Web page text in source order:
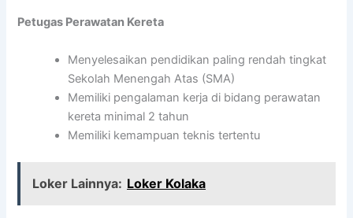
Petugas Perawatan Kereta
Menyelesaikan pendidikan paling rendah tingkat
Sekolah Menengah Atas (SMA)
Memiliki pengalaman kerja di bidang perawatan
kereta minimal 2 tahun
Memiliki kemampuan teknis tertentu
Loker Lainnya: Loker Kolaka